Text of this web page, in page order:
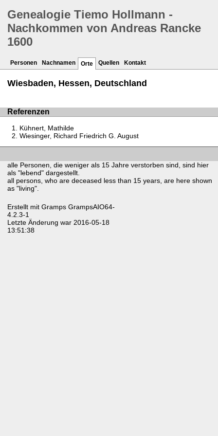
Genealogie Tiemo Hollmann -
Nachkommen von Andreas Rancke
1600
Personen Nachnamen Orte Quellen Kontakt
Wiesbaden, Hessen, Deutschland
Referenzen
Kühnert, Mathilde
Wiesinger, Richard Friedrich G. August
alle Personen, die weniger als 15 Jahre verstorben sind, sind hier
als "lebend" dargestellt.
all persons, who are deceased less than 15 years, are here shown
as "living".
Erstellt mit Gramps GrampsAIO64-
4.2.3-1
Letzte Änderung war 2016-05-18
13:51:38